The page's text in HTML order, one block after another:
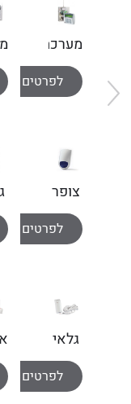
מערכת
אזעקה
קפטןלפרטים
צופר
חיצוני
לפרטים
גלאי
הצפה
אלחוטי
לפרטים